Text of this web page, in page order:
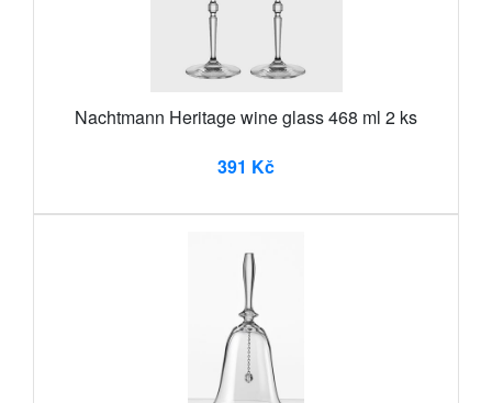
Nachtmann Heritage wine glass 468 ml 2 ks
391 Kč